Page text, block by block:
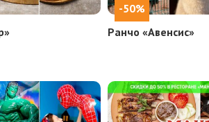
-50%
Ранчо «Авенсис»